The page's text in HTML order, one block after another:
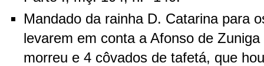
Mandado da rainha D. Catarina para
levarem em conta a Afonso de
morreu e 4 côvados de tafetá, que